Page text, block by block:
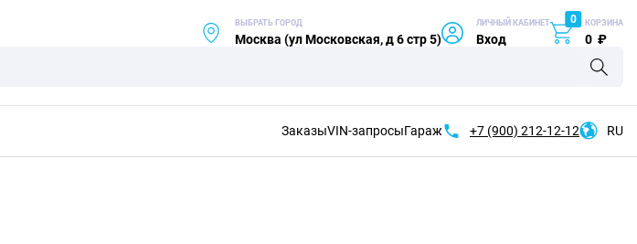
ВЫБРАТЬ ГОРОД
Москва (ул Московская, д 6 стр 5)
ЛИЧНЫЙ КАБИНЕТ
Вход
0 КОРЗИНА
0 ₽
ЗаказыVIN-запросыГараж +7 (900) 212-12-12 RU